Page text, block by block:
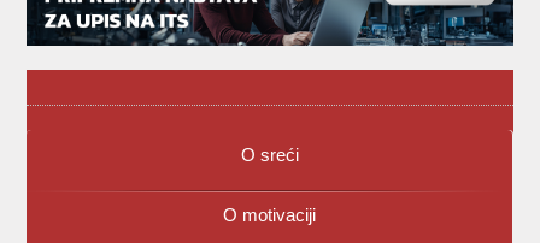
O sreći
O motivaciji